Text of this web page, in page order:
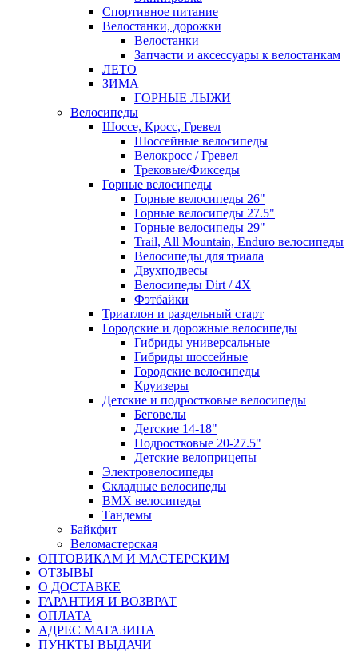
Спортивное питание
Велостанки, дорожки
Велостанки
Запчасти и аксессуары к велостанкам
ЛЕТО
ЗИМА
ГОРНЫЕ ЛЫЖИ
Велосипеды
Шоссе, Кросс, Гревел
Шоссейные велосипеды
Велокросс / Гревел
Трековые/Фикседы
Горные велосипеды
Горные велосипеды 26"
Горные велосипеды 27.5"
Горные велосипеды 29"
Trail, All Mountain, Enduro велосипеды
Велосипеды для триала
Двухподвесы
Велосипеды Dirt / 4X
Фэтбайки
Триатлон и раздельный старт
Городские и дорожные велосипеды
Гибриды универсальные
Гибриды шоссейные
Городские велосипеды
Круизеры
Детские и подростковые велосипеды
Беговелы
Детские 14-18"
Подростковые 20-27.5"
Детские велоприцепы
Электровелосипеды
Складные велосипеды
BMX велосипеды
Тандемы
Байкфит
Веломастерская
ОПТОВИКАМ И МАСТЕРСКИМ
ОТЗЫВЫ
О ДОСТАВКЕ
ГАРАНТИЯ И ВОЗВРАТ
ОПЛАТА
АДРЕС МАГАЗИНА
ПУНКТЫ ВЫДАЧИ